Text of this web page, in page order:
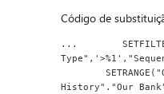
Código de
...
        SETRANGE("Our Bank","Payment
History"."Our